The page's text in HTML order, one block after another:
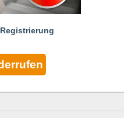
Registrierung